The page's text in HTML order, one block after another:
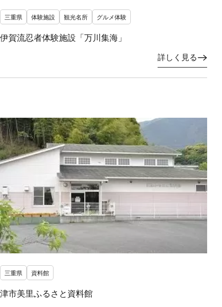
三重県 体験施設 観光名所 グルメ体験
伊賀流忍者体験施設「万川集海」
詳しく見る
三重県 資料館
津市美里ふるさと資料館